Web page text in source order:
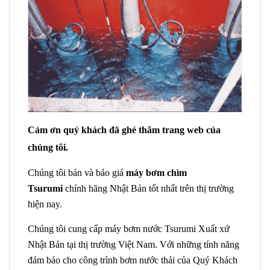
Cảm ơn quý khách đã ghé thăm trang web của
chúng tôi.
Chúng tôi bán và báo giá máy bơm chìm
Tsurumi chính hãng Nhật Bản tốt nhất trên thị trường
hiện nay.
Chúng tôi cung cấp máy bơm nước Tsurumi Xuất xứ
Nhật Bản tại thị trường Việt Nam. Với những tính năng
đảm bảo cho công trình bơm nước thải của Quý Khách